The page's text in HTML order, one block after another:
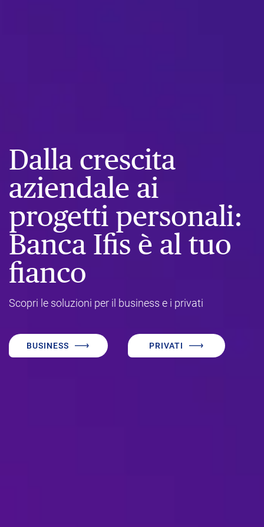
Dalla crescita
aziendale ai
progetti personali:
Banca Ifis è al tuo
fianco
Scopri le soluzioni per il business e i privati
BUSINESS PRIVATI